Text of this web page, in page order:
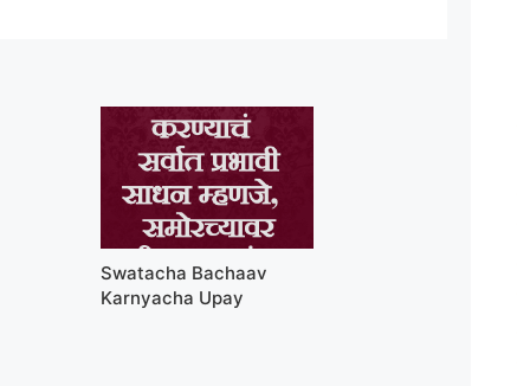
Swatacha Bachaav
Karnyacha Upay